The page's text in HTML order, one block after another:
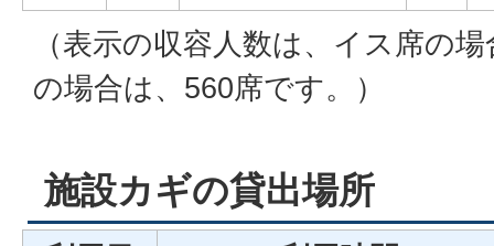
（表示の収容人数は、イス席の
の場合は、560席です。）
施設カギの貸出場所